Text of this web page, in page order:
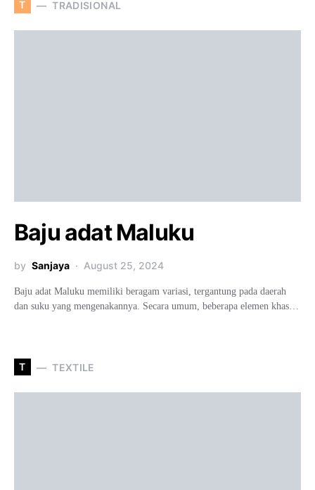
T TRADISIONAL
Baju adat Maluku
by Sanjaya August 25, 2024
Baju adat Maluku memiliki beragam variasi, tergantung pada daerah
dan suku yang mengenakannya. Secara umum, beberapa elemen khas…
T TEXTILE